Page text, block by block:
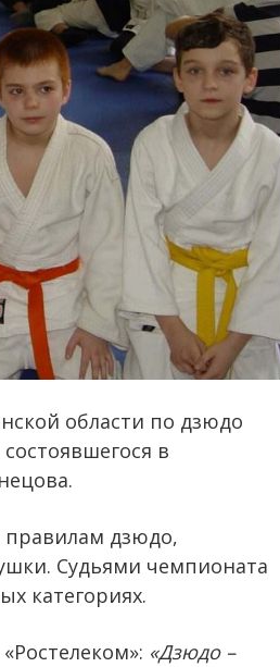
области по дзюдо
в
правилам дзюдо,
Судьями чемпионата
категориях.
«Дзюдо –